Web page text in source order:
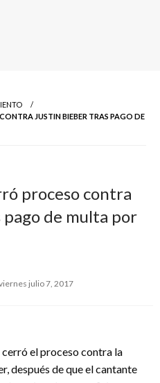
JUSTIN BIEBER TRAS PAGO DE
proceso contra
de multa por
julio 7, 2017
cerró el proceso contra la
después de que el cantante